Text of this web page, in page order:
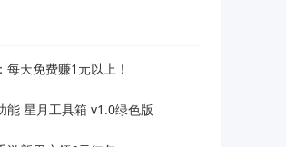
每天免费赚1元以上！
能 星月工具箱 v1.0绿色版